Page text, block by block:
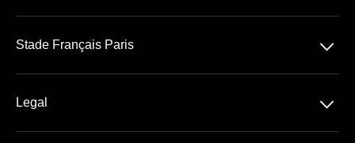
Stade Français Paris
􀆈
Legal 􀆈